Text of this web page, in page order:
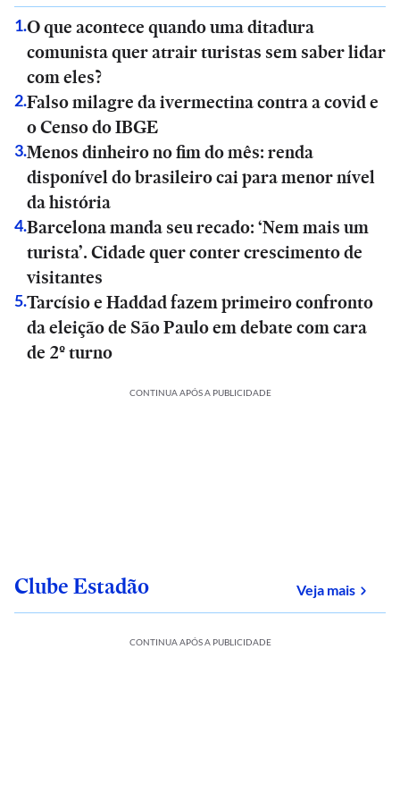
1.O que acontece quando uma ditadura
comunista quer atrair turistas sem saber lidar
com eles?
2.Falso milagre da ivermectina contra a covid e
o Censo do IBGE
3.Menos dinheiro no fim do mês: renda
disponível do brasileiro cai para menor nível
da história
4.Barcelona manda seu recado: ‘Nem mais um
turista’. Cidade quer conter crescimento de
visitantes
5.Tarcísio e Haddad fazem primeiro confronto
da eleição de São Paulo em debate com cara
de 2º turno
CONTINUA APÓS A PUBLICIDADE
Clube Estadão Veja maissobre
CONTINUA APÓS A PUBLICIDADE